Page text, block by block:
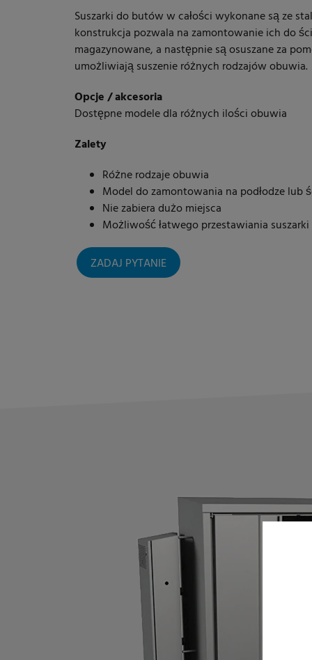
Suszarki do butów w całości wykonane są ze
konstrukcja pozwala na zamontowanie ich do
magazynowane, a następnie są osuszane za
umożliwiają suszenie różnych rodzajów obuwia.
Opcje / akcesoria
Dostępne modele dla różnych ilości obuwia
Zalety
Różne rodzaje obuwia
Model do zamontowania na podłodze lub
Nie zabiera dużo miejsca
Możliwość łatwego przestawiania suszarki
ZADAJ PYTANIE